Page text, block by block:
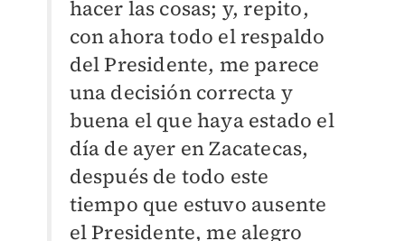
hacer las cosas; y, repito,
con ahora todo el respaldo
del Presidente, me parece
una decisión correcta y
buena el que haya estado el
día de ayer en Zacatecas,
después de todo este
tiempo que estuvo ausente
el Presidente, me alegro